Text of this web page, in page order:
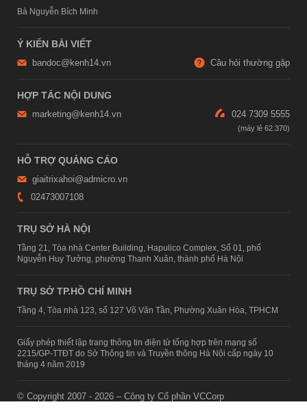
Bà Nguyễn Bích Minh
Ý KIẾN BÀI VIẾT
bandoc@kenh14.vn Câu hỏi thường gặp
HỢP TÁC NỘI DUNG
marketing@kenh14.vn 024 7309 5555
HỖ TRỢ QUẢNG CÁO
giaitrixahoi@admicro.vn
02473007108
TRỤ SỞ HÀ NỘI
Tầng 21, Tòa nhà Center Building, Hapulico Complex, Số 01, phố
Nguyễn Huy Tưởng, phường Thanh Xuân, thành phố Hà Nội
TRỤ SỞ TP.HỒ CHÍ MINH
Tầng 4, Tòa nhà 123, số 127 Võ Văn Tần, Phường Xuân Hòa, TPHCM
Giấy phép thiết lập trang thông tin điện tử tổng hợp trên mạng số
2215/GP-TTĐT do Sở Thông tin và Truyền thông Hà Nội cấp ngày 10
tháng 4 năm 2019
© Copyright 2007 - 2026 – Công ty Cổ phần VCCorp